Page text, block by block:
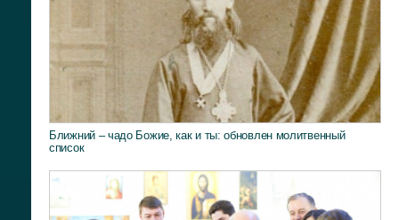
Ближний – чадо Божие, как и ты: обновлен молитвенный
список